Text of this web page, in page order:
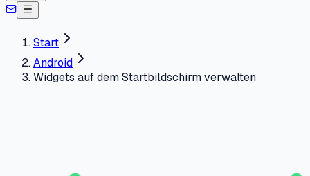
Start
Android
Widgets auf dem Startbildschirm verwalten